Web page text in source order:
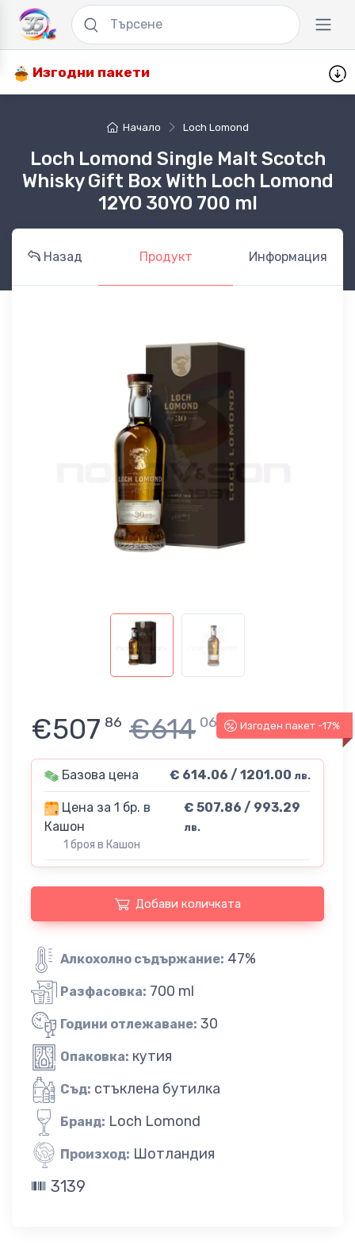
Изгодни пакети
Начало Loch Lomond
Loch Lomond Single Malt Scotch
Whisky Gift Box With Loch Lomond
12YO 30YO 700 ml
Назад Продукт Информация
Изгоден пакет -17%
€507 86 €614 06
Базова цена € 614.06 / 1201.00 лв.
Цена за 1 бр. в
Кашон
1 броя в Кашон
€ 507.86 / 993.29
лв.
Добави количката
Алкохолно съдържание: 47%
Разфасовка: 700 ml
Години отлежаване: 30
Опаковка: кутия
Съд: стъклена бутилка
Бранд: Loch Lomond
Произход: Шотландия
3139